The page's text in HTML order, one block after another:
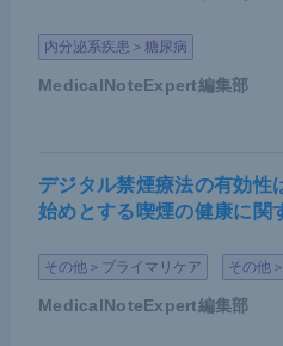
内分泌系疾患＞糖尿病
MedicalNoteExpert編集部
デジタル禁煙療法の有効
始めとする喫煙の健康に関
その他＞プライマリケア その他
MedicalNoteExpert編集部